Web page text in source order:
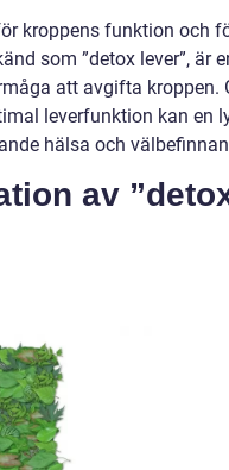
kroppens funktion och
som ”detox lever”, är
att avgifta kroppen.
leverfunktion kan en
hälsa och
av